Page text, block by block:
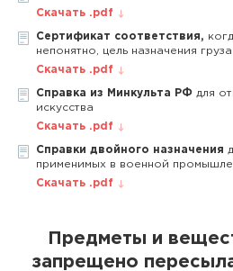
Скачать .pdf
Сертификат соответствия,
непонятно, цель назначения груза
Скачать .pdf
Справка из Минкульта РФ для
искусства
Скачать .pdf
Справки двойного назначения
применимых в военной
Скачать .pdf
Предметы и
запрещено